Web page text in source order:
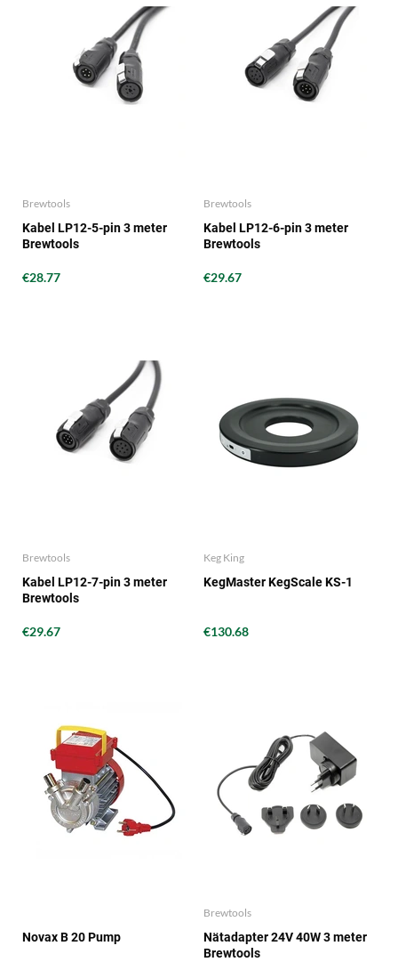
Brewtools
Kabel LP12-5-pin 3 meter
Brewtools
€28.77
Brewtools
Kabel LP12-6-pin 3 meter
Brewtools
€29.67
Brewtools
Kabel LP12-7-pin 3 meter
Brewtools
€29.67
Keg King
KegMaster KegScale KS-1
€130.68
Novax B 20 Pump
Brewtools
Nätadapter 24V 40W 3 meter
Brewtools